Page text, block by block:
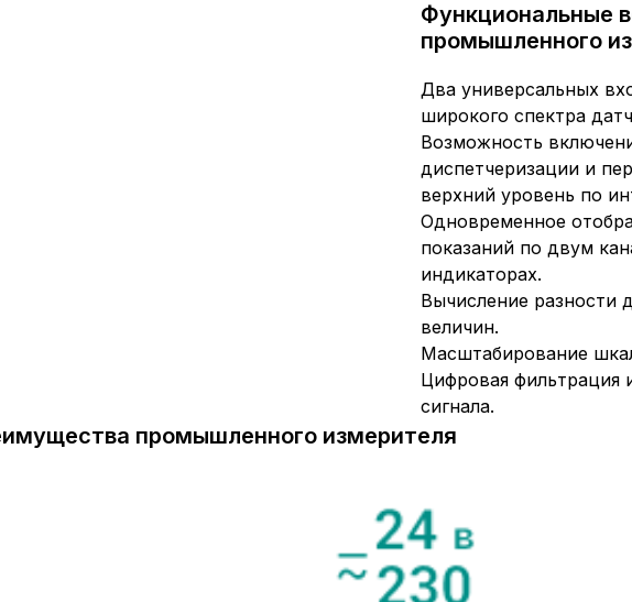
Функциональные
промышленного
Два универсальных
широкого спектра
Возможность
диспетчеризации и
верхний уровень по
Одновременное
показаний по двум
индикаторах.
Вычисление разности
величин.
Масштабирование
Цифровая фильтрация
сигнала.
промышленного измерителя